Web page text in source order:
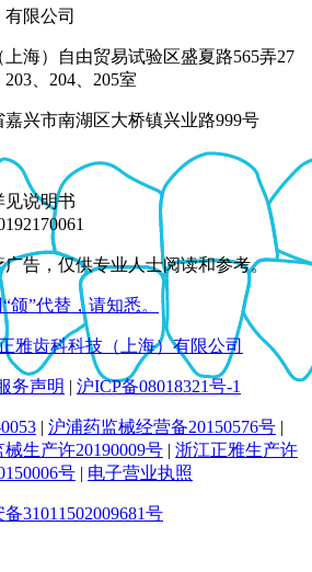
限公司
上海）自由贸易试验区盛夏路565弄27
、204、205室
兴市南湖区大桥镇兴业路999号
见说明书
告，仅供专业人士阅读和参考。
颌”代替，请知悉。
雅齿科科技（上海）有限公司
务声明 | 沪ICP备08018321号-1
| 沪浦药监械经营备20150576号 |
生产许20190009号 | 浙江正雅生产许
号 | 电子营业执照
31011502009681号